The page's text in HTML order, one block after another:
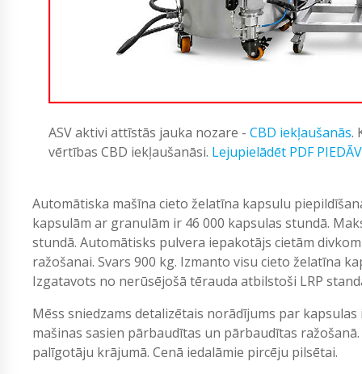
ASV aktivi attīstās jauka nozare - CBD iekļaušanās.
vērtības CBD iekļaušanāsi. Lejupielādēt PDF
Automātiska mašīna cieto želatīna kapsulu
kapsulām ar granulām ir 46 000 kapsulas stundā.
stundā. Automātisks pulvera iepakotājs cietām
ražošanai. Svars 900 kg. Izmanto visu cieto želatīna
Izgatavots no nerūsējošā tērauda atbilstoši LRP
Mēss sniedzams detalizētais norādījums par
mašinas sasien pārbaudītas un pārbaudītas
palīgotāju krājumā. Cenā iedalāmie pircēju pilsētai.